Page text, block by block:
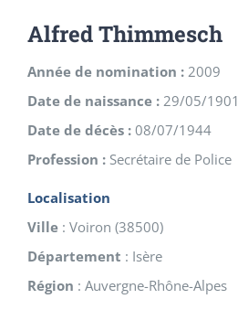
Alfred Thimmesch
Année de nomination : 2009
Date de naissance : 29/05/1901
Date de décès : 08/07/1944
Profession : Secrétaire de Police
Localisation
Ville : Voiron (38500)
Département : Isère
Région : Auvergne-Rhône-Alpes